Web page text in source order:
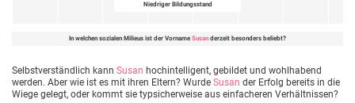
Niedriger Bildungsstand
In welchen sozialen Milieus ist der Vorname Susan derzeit besonders beliebt?
Selbstverständlich kann Susan hochintelligent, gebildet und wohlhabend
werden. Aber wie ist es mit ihren Eltern? Wurde Susan der Erfolg bereits in die
Wiege gelegt, oder kommt sie typsicherweise aus einfacheren Verhältnissen?